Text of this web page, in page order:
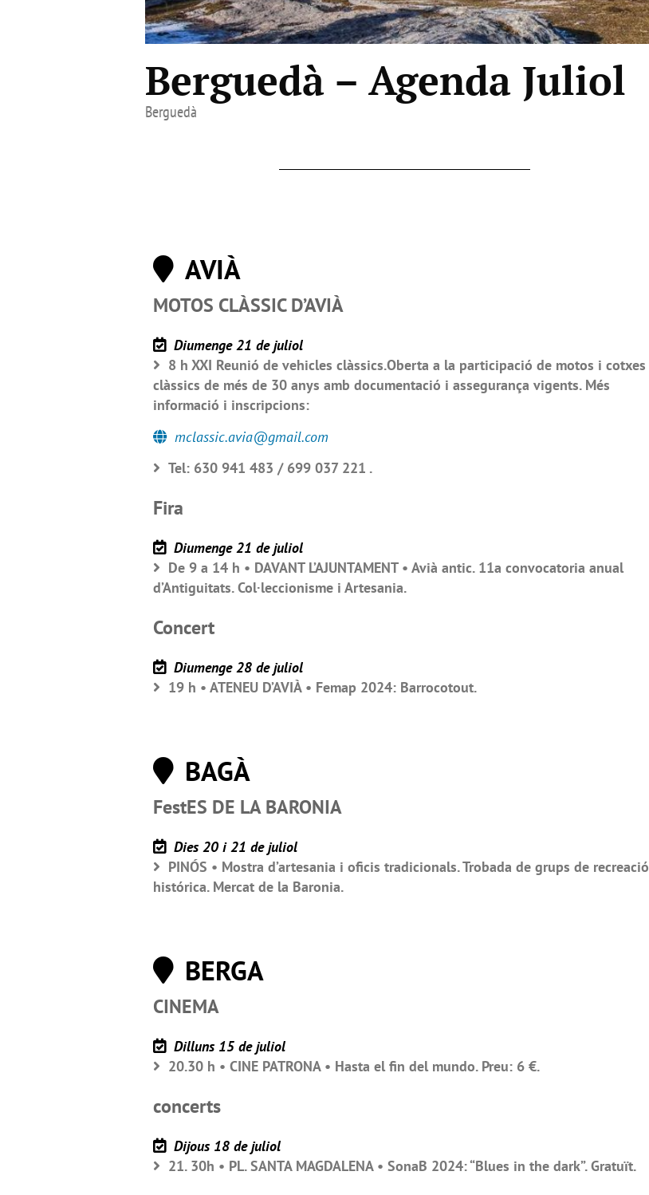
Berguedà – Agenda Juliol
Berguedà
AVIÀ
MOTOS CLÀSSIC D’AVIÀ
Diumenge 21 de juliol
8 h XXI Reunió de vehicles clàssics.Oberta a la participació de motos i cotxes
clàssics de més de 30 anys amb documentació i assegurança vigents. Més
informació i inscripcions:
mclassic.avia@gmail.com
Tel: 630 941 483 / 699 037 221 .
Fira
Diumenge 21 de juliol
De 9 a 14 h • DAVANT L’AJUNTAMENT • Avià antic. 11a convocatoria anual
d’Antiguitats. Col·leccionisme i Artesania.
Concert
Diumenge 28 de juliol
19 h • ATENEU D’AVIÀ • Femap 2024: Barrocotout.
BAGÀ
FestES DE LA BARONIA
Dies 20 i 21 de juliol
PINÓS • Mostra d’artesania i oficis tradicionals. Trobada de grups de recreació
histórica. Mercat de la Baronia.
BERGA
CINEMA
Dilluns 15 de juliol
20.30 h • CINE PATRONA • Hasta el fin del mundo. Preu: 6 €.
concerts
Dijous 18 de juliol
21. 30h • PL. SANTA MAGDALENA • SonaB 2024: “Blues in the dark”. Gratuït.